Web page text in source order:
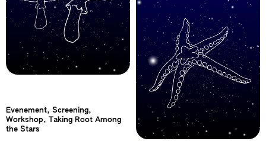
Evenement, Screening,
Workshop, Taking Root Among
the Stars